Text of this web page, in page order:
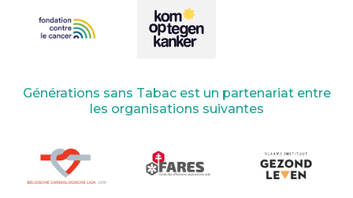
Générations sans Tabac est un partenariat entre
les organisations suivantes